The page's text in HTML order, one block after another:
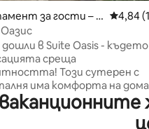
за гости – Т Средна
4,84
в Suite Oasis - където
среща
Този сутерен с
има комфорта на
основни нужди от кухня и
за хотел. Докато